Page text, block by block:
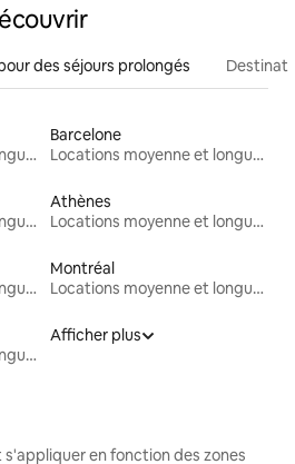
des séjours prolongés
Locations moyenne et longue durée
Barcelone
Locations moyenne et longue durée
Locations moyenne et longue durée
Athènes
Locations moyenne et longue durée
Locations moyenne et longue durée
Montréal
Locations moyenne et longue durée
Locations moyenne et longue durée
Afficher plus
en fonction des zones